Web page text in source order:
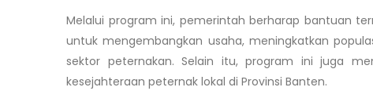
Melalui program ini, pemerintah berharap bantuan
untuk mengembangkan usaha, meningkatkan
sektor peternakan. Selain itu, program ini juga
kesejahteraan peternak lokal di Provinsi Banten.